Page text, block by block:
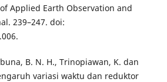
Applied Earth Observation and
239–247. doi:
B. N. H., Trinopiawan, K. dan
variasi waktu dan reduktor